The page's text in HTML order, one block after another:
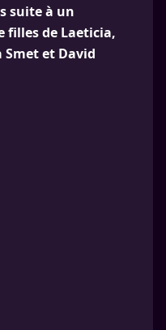
suite à un
filles de Laeticia,
et David